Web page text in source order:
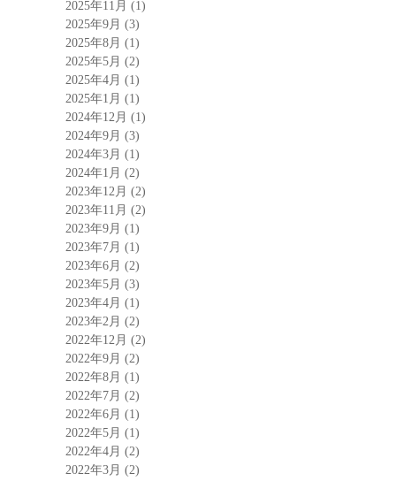
2025年11月 (1)
2025年9月 (3)
2025年8月 (1)
2025年5月 (2)
2025年4月 (1)
2025年1月 (1)
2024年12月 (1)
2024年9月 (3)
2024年3月 (1)
2024年1月 (2)
2023年12月 (2)
2023年11月 (2)
2023年9月 (1)
2023年7月 (1)
2023年6月 (2)
2023年5月 (3)
2023年4月 (1)
2023年2月 (2)
2022年12月 (2)
2022年9月 (2)
2022年8月 (1)
2022年7月 (2)
2022年6月 (1)
2022年5月 (1)
2022年4月 (2)
2022年3月 (2)